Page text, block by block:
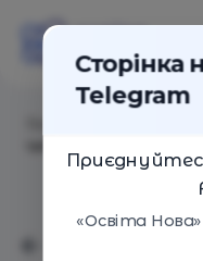
Сторінка
Telegram
«Освіта